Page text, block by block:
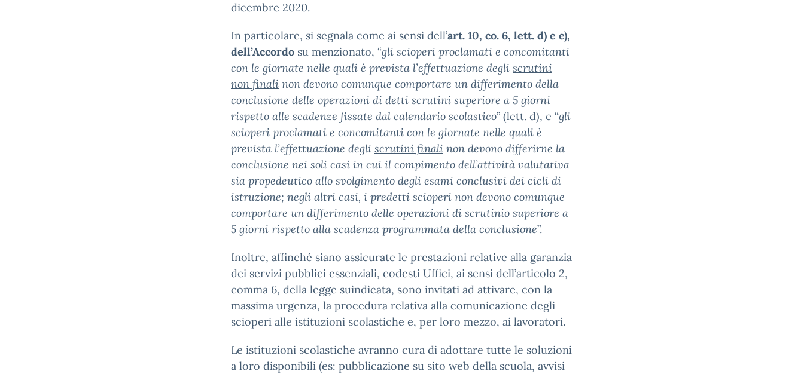
dicembre 2020.
In particolare, si segnala come ai sensi dell’art. 10, co. 6, lett. d) e e),
dell’Accordo su menzionato, “gli scioperi proclamati e concomitanti
con le giornate nelle quali è prevista l’effettuazione degli scrutini
non finali non devono comunque comportare un differimento della
conclusione delle operazioni di detti scrutini superiore a 5 giorni
rispetto alle scadenze fissate dal calendario scolastico” (lett. d), e “gli
scioperi proclamati e concomitanti con le giornate nelle quali è
prevista l’effettuazione degli scrutini finali non devono differirne la
conclusione nei soli casi in cui il compimento dell’attività valutativa
sia propedeutico allo svolgimento degli esami conclusivi dei cicli di
istruzione; negli altri casi, i predetti scioperi non devono comunque
comportare un differimento delle operazioni di scrutinio superiore a
5 giorni rispetto alla scadenza programmata della conclusione”.
Inoltre, affinché siano assicurate le prestazioni relative alla garanzia
dei servizi pubblici essenziali, codesti Uffici, ai sensi dell’articolo 2,
comma 6, della legge suindicata, sono invitati ad attivare, con la
massima urgenza, la procedura relativa alla comunicazione degli
scioperi alle istituzioni scolastiche e, per loro mezzo, ai lavoratori.
Le istituzioni scolastiche avranno cura di adottare tutte le soluzioni
a loro disponibili (es: pubblicazione su sito web della scuola, avvisi